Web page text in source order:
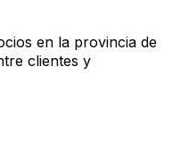
en la provincia de
clientes y